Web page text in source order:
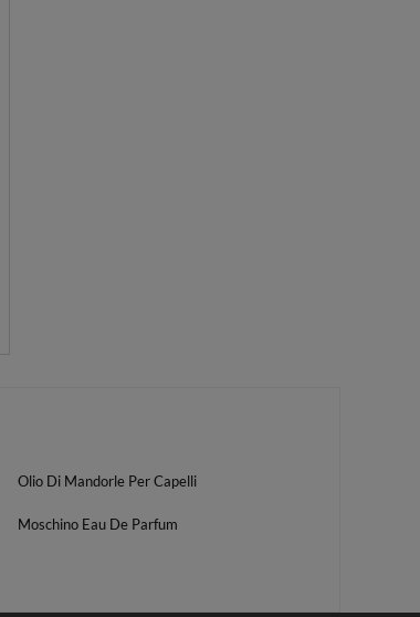
Olio Di Mandorle Per Capelli
Moschino Eau De Parfum